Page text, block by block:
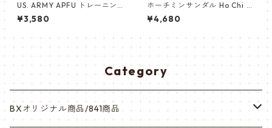
US. ARMY APFU トレーニング
ショーツ
¥3,580
ホーチミンサンダル Ho Chi M
inh ベトナムゴム タイヤ サン
ダル NO3
¥4,680
Category
BXオリジナル商品/841商品